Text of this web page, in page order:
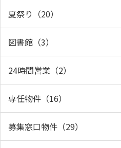
夏祭り（20）
図書館（3）
24時間営業（2）
専任物件（16）
募集窓口物件（29）